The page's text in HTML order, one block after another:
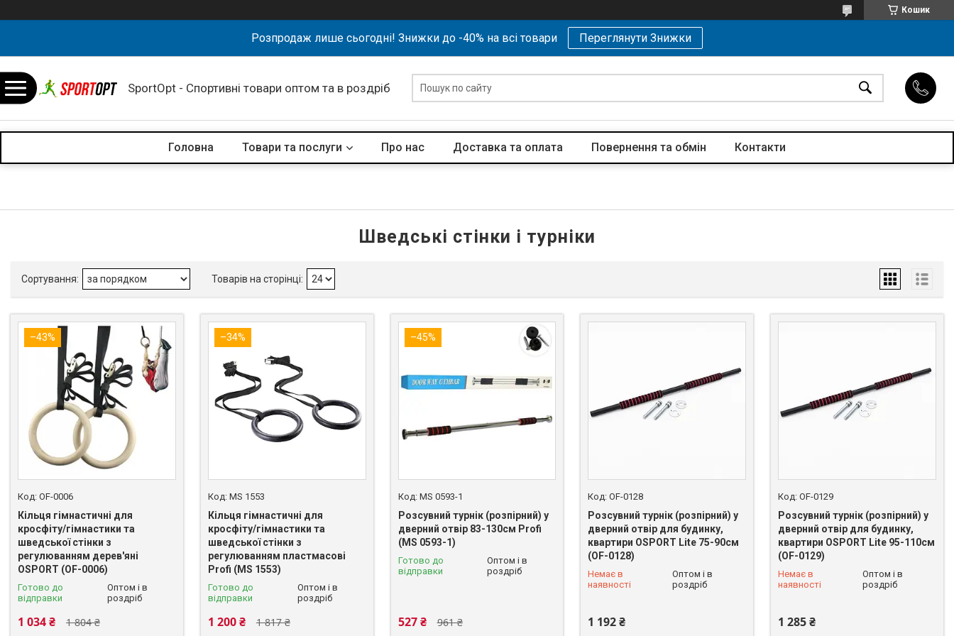
Кошик
Розпродаж лише сьогодні! Знижки до -40% на всі товари Переглянути Знижки
SportOpt - Спортивні товари оптом та в роздріб
Головна Товари та послуги Про нас Доставка та оплата Повернення та обмін Контакти
Шведські стінки і турніки
–43%
OF-0006
Кільця гімнастичні для
кросфіту/гімнастики та
шведської стінки з
регулюванням дерев'яні
OSPORT (OF-0006)
Готово до
відправки
Оптом і в
роздріб
1 804 ₴
1 034 ₴
–34%
MS 1553
Кільця гімнастичні для
кросфіту/гімнастики та
шведської стінки з
регулюванням пластмасові
Profi (MS 1553)
Готово до
відправки
Оптом і в
роздріб
1 817 ₴
1 200 ₴
–45%
MS 0593-1
Розсувний турнік (розпірний) у
дверний отвір 83-130см Profi
(MS 0593-1)
Готово до
відправки
Оптом і в
роздріб
961 ₴
527 ₴
OF-0128
Розсувний турнік (розпірний) у
дверний отвір для будинку,
квартири OSPORT Lite 75-90см
(OF-0128)
Немає в
наявності
Оптом і в
роздріб
1 192 ₴
+380 (93) 625-49-82
OF-0129
Розсувний турнік (розпірний) у
дверний отвір для будинку,
квартири OSPORT Lite 95-110см
(OF-0129)
Немає в
наявності
Оптом і в
роздріб
1 285 ₴
+380 (93) 625-49-82